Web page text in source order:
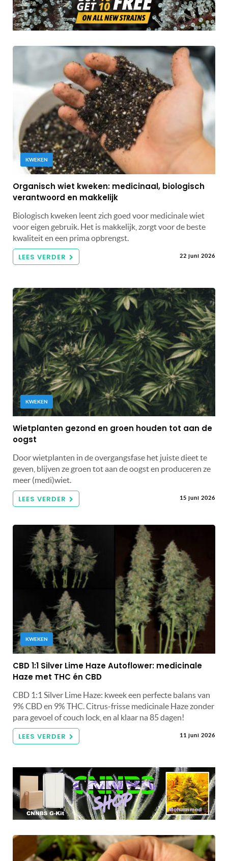
KWEKEN
Organisch wiet kweken: medicinaal, biologisch
verantwoord en makkelijk
Biologisch kweken leent zich goed voor medicinale wiet
voor eigen gebruik. Het is makkelijk, zorgt voor de beste
kwaliteit en een prima opbrengst.
LEES VERDER 22 juni 2026
KWEKEN
Wietplanten gezond en groen houden tot aan de
oogst
Door wietplanten in de overgangsfase het juiste dieet te
geven, blijven ze groen tot aan de oogst en produceren ze
meer (medi)wiet.
LEES VERDER 15 juni 2026
KWEKEN
CBD 1:1 Silver Lime Haze Autoflower: medicinale
Haze met THC én CBD
CBD 1:1 Silver Lime Haze: kweek een perfecte balans van
9% CBD en 9% THC. Citrus-frisse medicinale Haze zonder
para gevoel of couch lock, en al klaar na 85 dagen!
LEES VERDER 11 juni 2026